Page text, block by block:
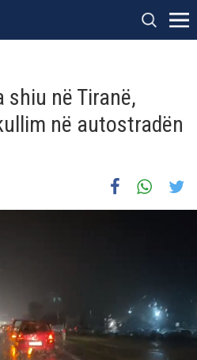
shiu në Tiranë,
në autostradën